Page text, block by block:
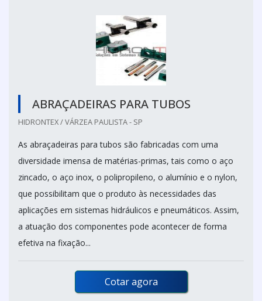
ABRAÇADEIRAS PARA TUBOS
HIDRONTEX / VÁRZEA PAULISTA - SP
As abraçadeiras para tubos são fabricadas com uma
diversidade imensa de matérias-primas, tais como o aço
zincado, o aço inox, o polipropileno, o alumínio e o nylon,
que possibilitam que o produto às necessidades das
aplicações em sistemas hidráulicos e pneumáticos. Assim,
a atuação dos componentes pode acontecer de forma
efetiva na fixação...
Cotar agora